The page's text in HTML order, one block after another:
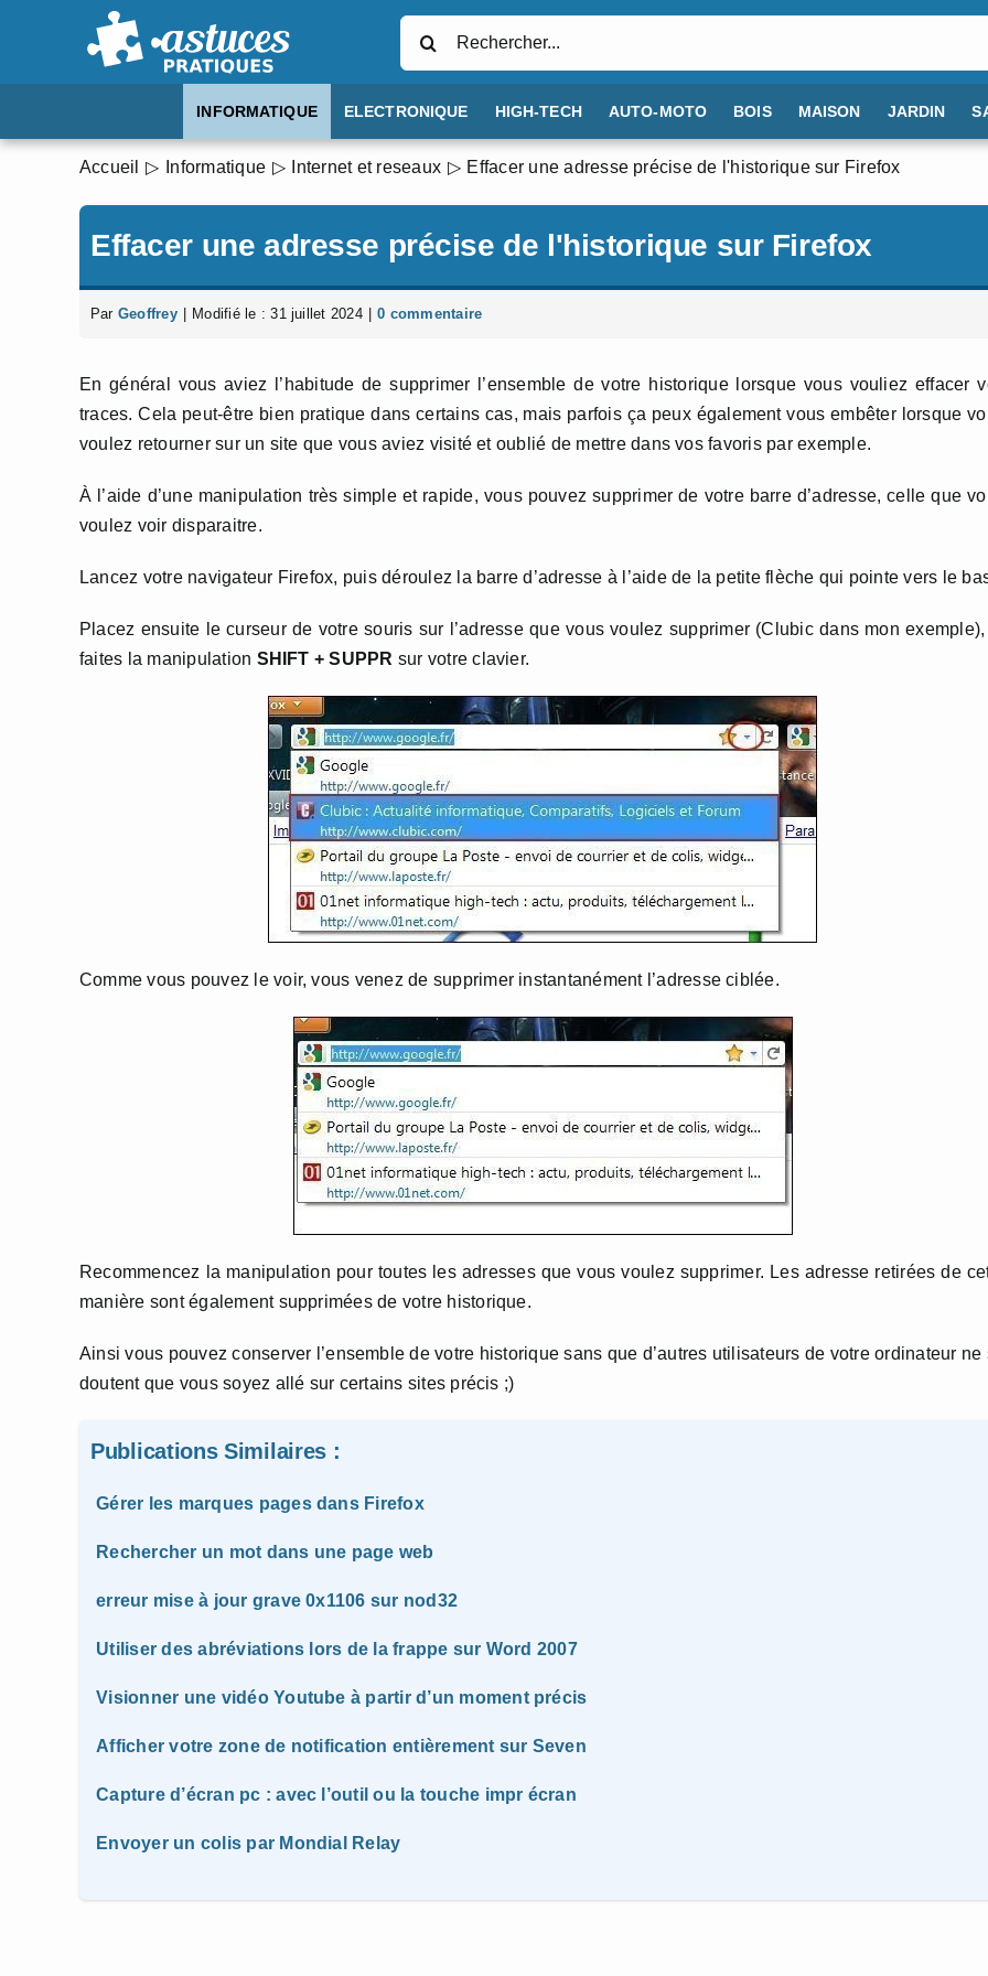
INFORMATIQUE ELECTRONIQUE HIGH-TECH AUTO-MOTO BOIS MAISON JARDIN
Accueil Informatique Internet et reseaux Effacer une adresse précise de l'historique sur Firefox
Effacer une adresse précise de l'historique sur Firefox
Par Geoffrey Modifié le : 31 juillet 2024 0 commentaire
En général vous aviez l’habitude de supprimer l’ensemble de votre historique lorsque vous vouliez effacer
traces. Cela peut-être bien pratique dans certains cas, mais parfois ça peux également vous embêter lorsque
voulez retourner sur un site que vous aviez visité et oublié de mettre dans vos favoris par exemple.
À l’aide d’une manipulation très simple et rapide, vous pouvez supprimer de votre barre d’adresse, celle que
voulez voir disparaitre.
Lancez votre navigateur Firefox, puis déroulez la barre d’adresse à l’aide de la petite flèche qui pointe vers le
Placez ensuite le curseur de votre souris sur l’adresse que vous voulez supprimer (Clubic dans mon
faites la manipulation SHIFT + SUPPR sur votre clavier.
Comme vous pouvez le voir, vous venez de supprimer instantanément l’adresse ciblée.
Recommencez la manipulation pour toutes les adresses que vous voulez supprimer. Les adresse retirées de
manière sont également supprimées de votre historique.
Ainsi vous pouvez conserver l’ensemble de votre historique sans que d’autres utilisateurs de votre ordinateur ne
doutent que vous soyez allé sur certains sites précis ;)
Publications Similaires :
Gérer les marques pages dans Firefox
Rechercher un mot dans une page web
erreur mise à jour grave 0x1106 sur nod32
Utiliser des abréviations lors de la frappe sur Word 2007
Visionner une vidéo Youtube à partir d’un moment précis
Afficher votre zone de notification entièrement sur Seven
Capture d’écran pc : avec l’outil ou la touche impr écran
Envoyer un colis par Mondial Relay